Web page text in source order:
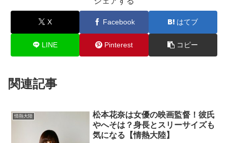
X Facebook はてブ
LINE Pinterest コピー
関連記事
情熱大陸
松本花奈は女優の映画監督！彼氏
やへそは？身長とスリーサイズも
気になる【情熱大陸】